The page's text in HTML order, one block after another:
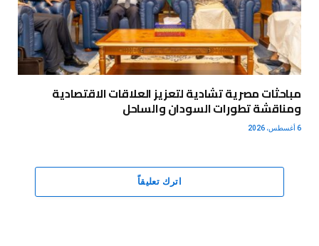
مباحثات مصرية تشادية لتعزيز العلاقات الاقتصادية
ومناقشة تطورات السودان والساحل
6 أغسطس، 2026
اترك تعليقاً